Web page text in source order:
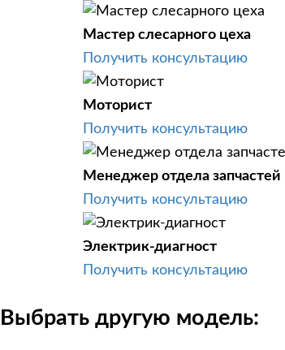
Мастер слесарного цеха
Получить консультацию
Моторист
Получить консультацию
Менеджер отдела запчастей
Получить консультацию
Электрик-диагност
Получить консультацию
Выбрать другую модель: